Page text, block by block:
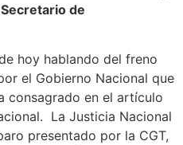
Secretario de
hoy hablando del freno
el Gobierno Nacional que
consagrado en el artículo
La Justicia Nacional
presentado por la CGT,